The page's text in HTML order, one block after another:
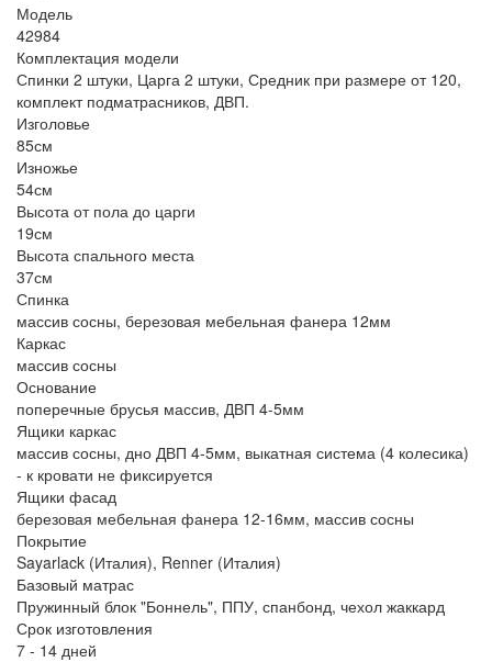
Модель
42984
Комплектация модели
Спинки 2 штуки, Царга 2 штуки, Средник при размере от 120,
комплект подматрасников, ДВП.
Изголовье
85см
Изножье
54см
Высота от пола до царги
19см
Высота спального места
37см
Спинка
массив сосны, березовая мебельная фанера 12мм
Каркас
массив сосны
Основание
поперечные брусья массив, ДВП 4-5мм
Ящики каркас
массив сосны, дно ДВП 4-5мм, выкатная система (4 колесика)
- к кровати не фиксируется
Ящики фасад
березовая мебельная фанера 12-16мм, массив сосны
Покрытие
Sayarlack (Италия), Renner (Италия)
Базовый матрас
Пружинный блок "Боннель", ППУ, спанбонд, чехол жаккард
Срок изготовления
7 - 14 дней